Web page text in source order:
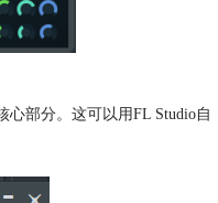
部分。这可以用FL Studio自